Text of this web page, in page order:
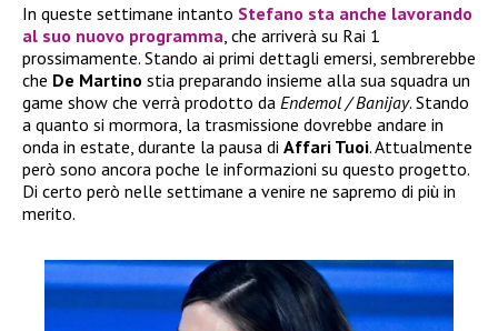
In queste settimane intanto Stefano sta anche lavorando
al suo nuovo programma , che arriverà su Rai 1
prossimamente. Stando ai primi dettagli emersi, sembrerebbe
che De Martino stia preparando insieme alla sua squadra un
game show che verrà prodotto da Endemol / Banijay. Stando
a quanto si mormora, la trasmissione dovrebbe andare in
onda in estate, durante la pausa di Affari Tuoi. Attualmente
però sono ancora poche le informazioni su questo progetto.
Di certo però nelle settimane a venire ne sapremo di più in
merito.